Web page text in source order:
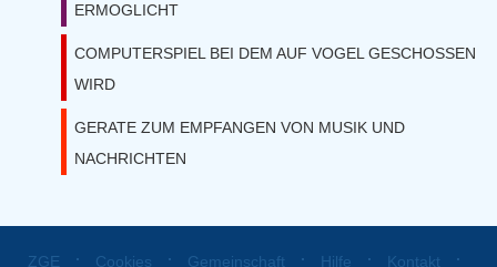
ERMOGLICHT
COMPUTERSPIEL BEI DEM AUF VOGEL GESCHOSSEN
WIRD
GERATE ZUM EMPFANGEN VON MUSIK UND
NACHRICHTEN
ZGE ⋅ Cookies ⋅ Gemeinschaft ⋅ Hilfe ⋅ Kontakt ⋅